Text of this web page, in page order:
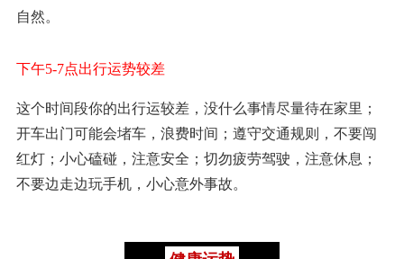
自然。
下午5-7点出行运势较差
这个时间段你的出行运较差，没什么事情尽量待在家里；
开车出门可能会堵车，浪费时间；遵守交通规则，不要闯
红灯；小心磕碰，注意安全；切勿疲劳驾驶，注意休息；
不要边走边玩手机，小心意外事故。